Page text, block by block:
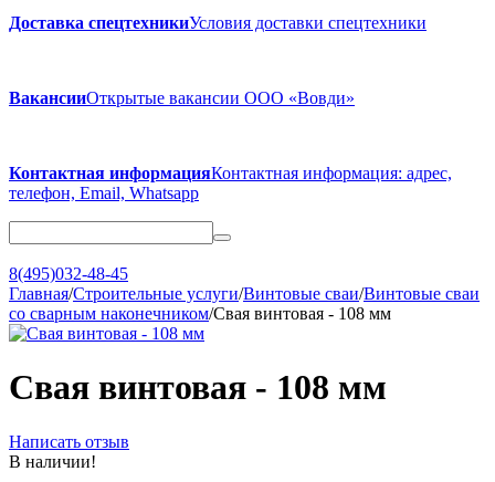
Доставка спецтехникиУсловия доставки спецтехники
ВакансииОткрытые вакансии ООО «Вовди»
Контактная информацияКонтактная информация: адрес,
телефон, Email, Whatsapp
8(495)032-48-45
Главная/Строительные услуги/Винтовые сваи/Винтовые сваи
со сварным наконечником/Свая винтовая - 108 мм
Свая винтовая - 108 мм
Написать отзыв
В наличии!